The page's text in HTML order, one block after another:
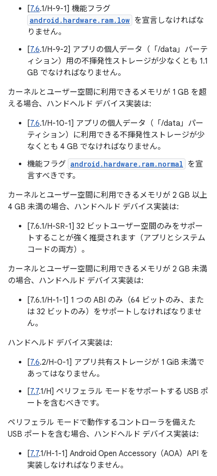
[7.6.1/H-9-1] 機能フラグ
android.hardware.ram.low を宣言しなければな
りません。
[7.6.1/H-9-2] アプリの個人データ（「/data」パーテ
ィション）用の不揮発性ストレージが少なくとも 1.1
GB でなければなりません。
カーネルとユーザー空間に利用できるメモリが 1 GB を超
える場合、ハンドヘルド デバイス実装は:
[7.6.1/H-10-1] アプリの個人データ（「/data」パー
ティション）に利用できる不揮発性ストレージが少
なくとも 4 GB でなければなりません。
機能フラグ android.hardware.ram.normal を宣
言すべきです。
カーネルとユーザー空間に利用できるメモリが 2 GB 以上
4 GB 未満の場合、ハンドヘルド デバイス実装は:
[7.6.1/H-SR-1] 32 ビットユーザー空間のみをサポー
トすることが強く推奨されます（アプリとシステム
コードの両方）。
カーネルとユーザー空間に利用できるメモリが 2 GB 未満
の場合、ハンドヘルド デバイス実装は:
[7.6.1/H-1-1] 1 つの ABI のみ（64 ビットのみ、また
は 32 ビットのみ）をサポートしなければなりませ
ん。
ハンドヘルド デバイス実装は:
[7.6.2/H-0-1] アプリ共有ストレージが 1 GiB 未満で
あってはなりません。
[7.7.1/H] ペリフェラル モードをサポートする USB ポ
ートを含むべきです。
ペリフェラル モードで動作するコントローラを備えた
USB ポートを含む場合、ハンドヘルド デバイス実装は:
[7.7.1/H-1-1] Android Open Accessory（AOA）API を
実装しなければなりません。